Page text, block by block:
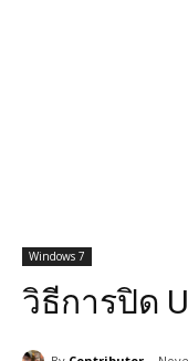
Windows 7
วิธีการปิด